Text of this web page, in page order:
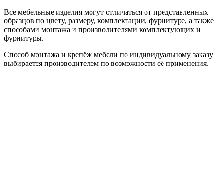
Все мебельные изделия могут отличаться от представленных
образцов по цвету, размеру, комплектации, фурнитуре, а также
способами монтажа и производителями комплектующих и
фурнитуры.
Способ монтажа и крепёж мебели по индивидуальному заказу
выбирается производителем по возможности её применения.